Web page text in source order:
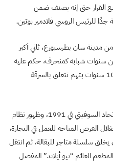
القرار حتى إنه يصنف ضمن
للرئيس الروسي فلادمير بوتين.
مدينة سان بطرسبورغ، ثاني أكبر
سنوات شبابه كمنحرف، حكم عليه
خلالها بالسجن 12 عامًا، قضى منها 10 سنوات بتهم تتعلق بالسرقة
خروجه من السجن، جاء مع انهيار الاتحاد السوفيتي في 1991، وظهور نظام
الفرص المتاحة للعمل في التجارة،
يخلق سلسلة متاجر للبقالة، ثم انتقل
العائم “نيو أيلاند” المفضل